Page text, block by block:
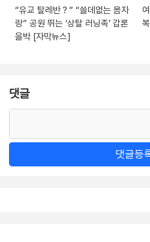
“유교 탈레반？” “쓸데없는 몸자
랑” 공원 뛰는 ‘상탈 러닝족’ 갑론
을박 [자막뉴스]
댓글
댓글등